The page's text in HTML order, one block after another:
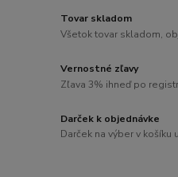
Tovar skladom
Všetok tovar skladom,
Vernostné zľavy
Zľava 3% ihneď po
Darček k objednávke
Darček na výber v košíku